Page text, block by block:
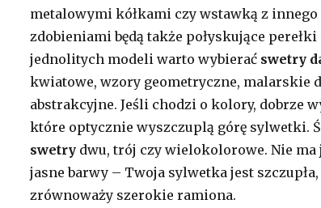
metalowymi kółkami czy wstawką z innego
zdobieniami będą także połyskujące
jednolitych modeli warto wybierać swetry
kwiatowe, wzory geometryczne, malarskie
abstrakcyjne. Jeśli chodzi o kolory, dobrze
które optycznie wyszczuplą górę sylwetki.
swetrydwu, trój czy wielokolorowe. Nie
jasne barwy – Twoja sylwetka jest
zrównoważy szerokie ramiona.